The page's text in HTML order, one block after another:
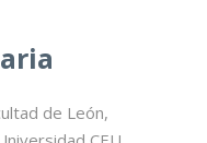
de León,